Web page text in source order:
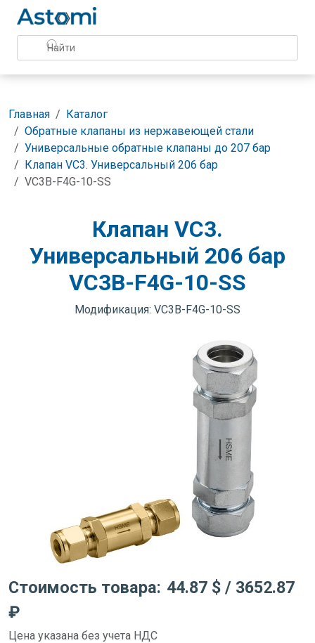
Главная
Каталог
Обратные клапаны из нержавеющей стали
Универсальные обратные клапаны до 207 бар
Клапан VC3. Универсальный 206 бар
VC3B-F4G-10-SS
Клапан VC3.
Универсальный 206 бар
VC3B-F4G-10-SS
Модификация: VC3B-F4G-10-SS
Стоимость товара: 44.87 $ / 3652.87
₽
Цена указана без учета НДС